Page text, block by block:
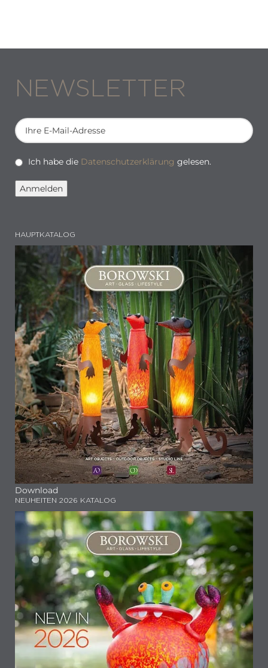
NEWSLETTER
Ich habe die Datenschutzerklärung gelesen.
HAUPTKATALOG
Download
NEUHEITEN 2026 KATALOG